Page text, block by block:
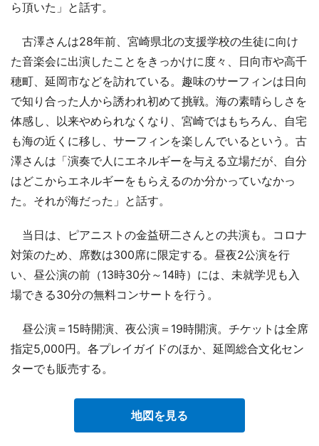
ら頂いた」と話す。
古澤さんは28年前、宮崎県北の支援学校の生徒に向け
た音楽会に出演したことをきっかけに度々、日向市や高千
穂町、延岡市などを訪れている。趣味のサーフィンは日向
で知り合った人から誘われ初めて挑戦。海の素晴らしさを
体感し、以来やめられなくなり、宮崎ではもちろん、自宅
も海の近くに移し、サーフィンを楽しんでいるという。古
澤さんは「演奏で人にエネルギーを与える立場だが、自分
はどこからエネルギーをもらえるのか分かっていなかっ
た。それが海だった」と話す。
当日は、ピアニストの金益研二さんとの共演も。コロナ
対策のため、席数は300席に限定する。昼夜2公演を行
い、昼公演の前（13時30分～14時）には、未就学児も入
場できる30分の無料コンサートを行う。
昼公演＝15時開演、夜公演＝19時開演。チケットは全席
指定5,000円。各プレイガイドのほか、延岡総合文化セン
ターでも販売する。
地図を見る